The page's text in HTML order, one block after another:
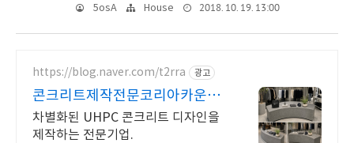
5osA House 2018. 10. 19. 13:00
https://blog.naver.com/t2rra 광고
콘크리트제작전문코리아카운터
탑
차별화된 UHPC 콘크리트 디자인을
제작하는 전문기업.